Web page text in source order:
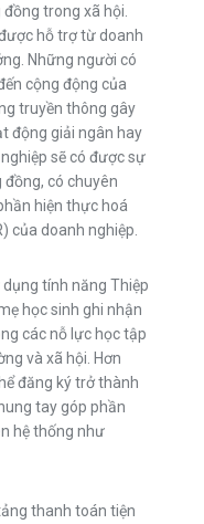
trong xã hội.
hỗ trợ từ doanh
Những người có
cộng động của
truyền thông gây
động giải ngân hay
sẽ có được sự
có chuyên
hiện thực hoá
của doanh nghiệp.
tính năng Thiệp
học sinh ghi nhận
các nỗ lực học tập
và xã hội. Hơn
đăng ký trở thành
tay góp phần
hệ thống như
thanh toán tiện